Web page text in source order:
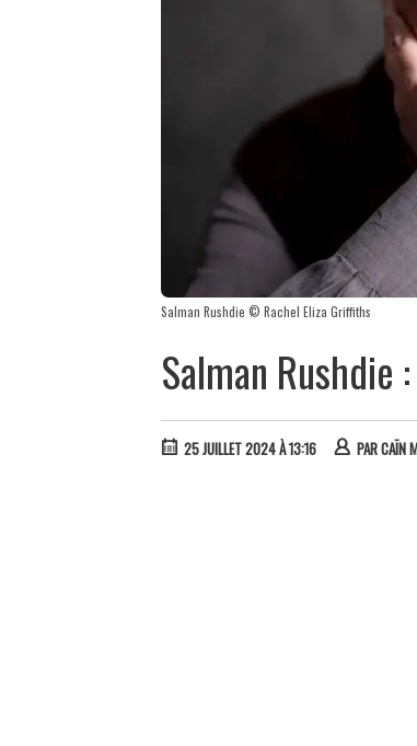
Salman Rushdie © Rachel Eliza Griffiths
Salman Rushdie
25 JUILLET 2024 À 13:16 PARCAÏN